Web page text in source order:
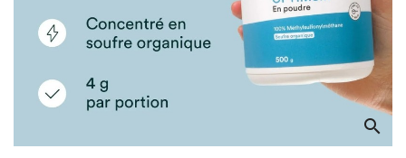
search